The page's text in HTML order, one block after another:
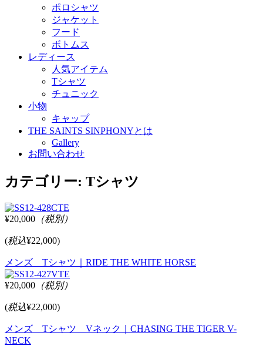
ポロシャツ
ジャケット
フード
ボトムス
レディース
人気アイテム
Tシャツ
チュニック
小物
キャップ
THE SAINTS SINPHONYとは
Gallery
お問い合わせ
カテゴリー: Tシャツ
¥20,000 （税別）
(税込¥22,000)
メンズ Tシャツ｜RIDE THE WHITE HORSE
¥20,000 （税別）
(税込¥22,000)
メンズ Tシャツ Vネック｜CHASING THE TIGER V-
NECK